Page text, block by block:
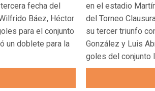
fecha del
Báez, Héctor
para el conjunto
un doblete para la
en el estadio
del Torneo
su tercer triunfo
González y Luis
goles del conjunto